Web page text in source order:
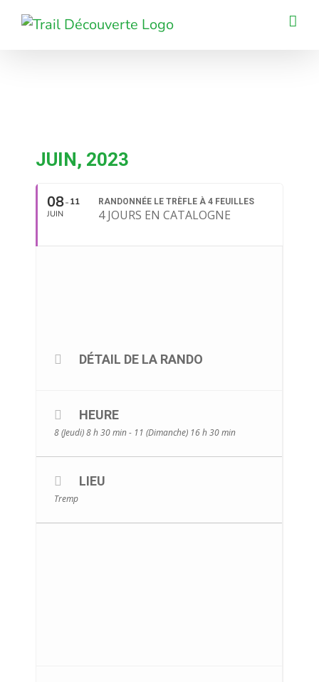
Passer
JUIN, 2023
08
JUIN
11 RANDONNÉE LE TRÈFLE À 4 FEUILLES
4 JOURS EN CATALOGNE
DÉTAIL DE LA RANDO
HEURE
8 (Jeudi) 8 h 30 min - 11 (Dimanche) 16 h 30 min
LIEU
Tremp